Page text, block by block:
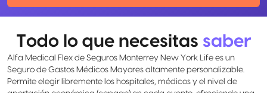
Todo lo que necesitas saber
Alfa Medical Flex de Seguros Monterrey New York Life es un
Seguro de Gastos Médicos Mayores altamente personalizable.
Permite elegir libremente los hospitales, médicos y el nivel de